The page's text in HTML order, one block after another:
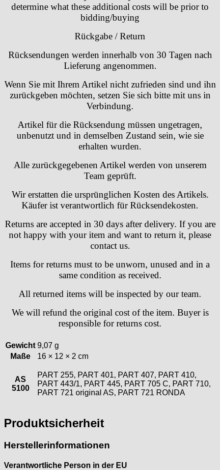
RL „Ronda"
determine what these additional costs will be prior to
bidding/buying
Rückgabe / Return
Rücksendungen werden innerhalb von 30 Tagen nach
Lieferung angenommen.
Wenn Sie mit Ihrem Artikel nicht zufrieden sind und ihn
zurückgeben möchten, setzen Sie sich bitte mit uns in
Verbindung.
Artikel für die Rücksendung müssen ungetragen,
unbenutzt und in demselben Zustand sein, wie sie
erhalten wurden.
Alle zurückgegebenen Artikel werden von unserem
Team geprüft.
Wir erstatten die ursprünglichen Kosten des Artikels.
Käufer ist verantwortlich für Rücksendekosten.
Returns are accepted in 30 days after delivery. If you are
not happy with your item and want to return it, please
contact us.
Items for returns must to be unworn, unused and in a
same condition as received.
All returned items will be inspected by our team.
We will refund the original cost of the item. Buyer is
responsible for returns cost.
Gewicht 9,07 g
Maße
16 × 12 × 2 cm
AS
5100
PART 255, PART 401, PART 407, PART 410,
PART 443/1, PART 445, PART 705 C, PART 710,
PART 721 original AS, PART 721 RONDA
Produktsicherheit
Herstellerinformationen
Verantwortliche Person in der EU